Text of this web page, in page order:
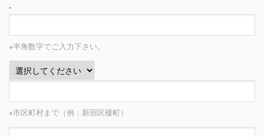
-
※半角数字でご入力下さい。
※市区町村まで（例：新宿区榎町）